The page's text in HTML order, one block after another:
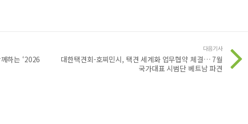
하는 ‘2026
다음기사
대한택견회-호찌민시, 택견 세계화 업무협약 체결… 7월
국가대표 시범단 베트남 파견